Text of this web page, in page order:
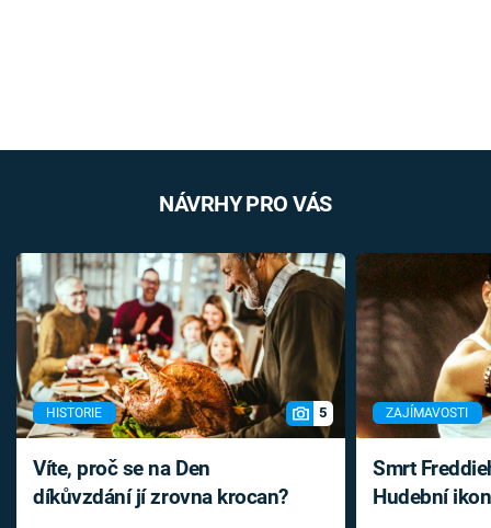
NÁVRHY PRO VÁS
HISTORIE 5
Víte, proč se na Den
díkůvzdání jí zrovna krocan?
ZAJÍMAVOSTI
Smrt
Hudební